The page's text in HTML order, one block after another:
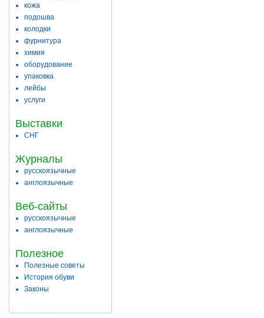
кожа
подошва
колодки
фурнитура
химия
оборудование
упаковка
лейбы
услуги
Выставки
СНГ
Журналы
русскоязычные
англоязычные
Веб-сайты
русскоязычные
англоязычные
Полезное
Полезные советы
История обуви
Законы